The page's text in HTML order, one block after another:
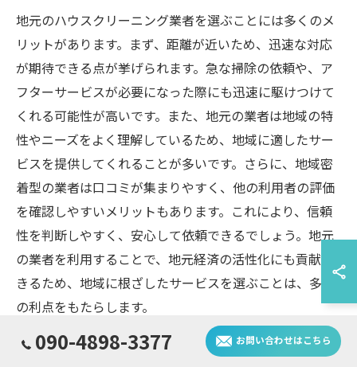
地元のハウスクリーニング業者を選ぶことには多くのメ
リットがあります。まず、距離が近いため、迅速な対応
が期待できる点が挙げられます。急な掃除の依頼や、ア
フターサービスが必要になった際にも迅速に駆けつけて
くれる可能性が高いです。また、地元の業者は地域の特
性やニーズをよく理解しているため、地域に適したサー
ビスを提供してくれることが多いです。さらに、地域密
着型の業者は口コミが集まりやすく、他の利用者の評価
を確認しやすいメリットもあります。これにより、信頼
性を判断しやすく、安心して依頼できるでしょう。地元
の業者を利用することで、地元経済の活性化にも貢献で
きるため、地域に根ざしたサービスを選ぶことは、多く
の利点をもたらします。
090-4898-3377 お問い合わせはこちら